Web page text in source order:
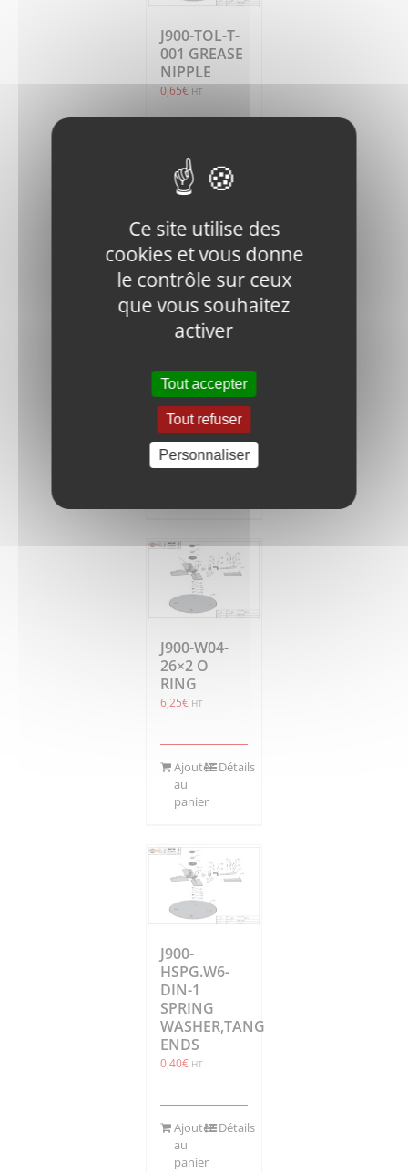
J900-TOL-T-
001 GREASE
NIPPLE
0,65€ HT
Ajouter
au
panier
J900-FN.B-
DIN-1 BOLT
0,40€ HT
Ajouter Détails
J900-W04-
26×2 O
RING
6,25€ HT
Ajouter
au
panier
Détails
J900-
HSPG.W6-
DIN-1
SPRING
WASHER,TANG
ENDS
0,40€ HT
Ajouter
au
panier
Détails
Ce site utilise des
cookies et vous donne
le contrôle sur ceux
que vous souhaitez
activer
Tout accepter
Tout refuser
Personnaliser